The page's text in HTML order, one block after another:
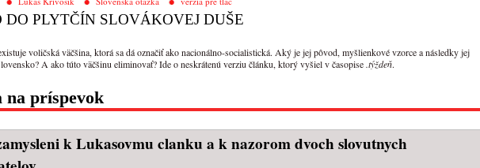
DO PLYTČÍN SLOVÁKOVEJ DUŠE
voličská väčšina, ktorá sa dá označiť ako nacionálno-socialistická. Aký je jej pôvod, myšlienkové vzorce a následky jej
A ako túto väčšinu eliminovať? Ide o neskrátenú verziu článku, ktorý vyšiel v časopise.týždeň.
na príspevok
k Lukasovmu clanku a k nazorom dvoch slovutnych